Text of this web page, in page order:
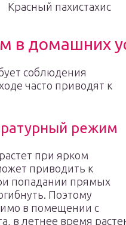
Красный пахистахис
в домашних
соблюдения
часто приводят к
режим
при ярком
приводить к
попадании прямых
Поэтому
в помещении с
в летнее время